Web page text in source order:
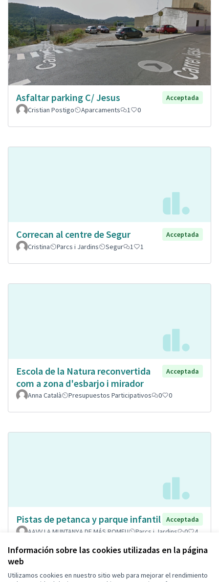
Información sobre las cookies utilizadas en la página
web
Utilizamos cookies en nuestro sitio web para mejorar el rendimiento
Asfaltar parking C/ Jesus
Acceptada
Cristian Postigo
Aparcaments 1 0
Correcan al centre de Segur
Acceptada
Cristina
Parcs i Jardins Segur 1 1
Escola de la Natura reconvertida
com a zona d'esbarjo i mirador
Acceptada
Anna Català Presupuestos Participativos 0 0
Pistas de petanca y parque infantil
Acceptada
AAVV LA MUNTANYA DE MÁS ROMEU
Parcs i Jardins 0 4
Términos y condiciones de uso